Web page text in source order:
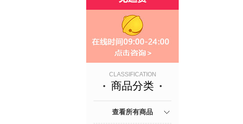
CLASSIFICATION
商品分类
查看所有商品